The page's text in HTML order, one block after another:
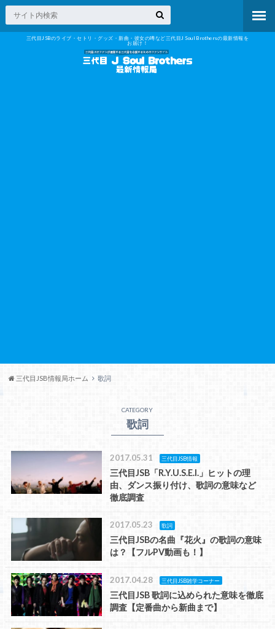
三代目JSBのライブ・セトリ・グッズ・新曲・彼女の噂など三代目J Soul Brothersの最新情報を
お届け！
三代目JSB情報局ホーム 歌詞
CATEGORY
歌詞
2017.05.31 三代目JSB情報
三代目JSB「R.Y.U.S.E.I.」ヒットの理
由、ダンス振り付け、歌詞の意味など
徹底調査
2017.05.23 歌詞
三代目JSBの名曲『花火』の歌詞の意味
は？【フルPV動画も！】
2017.04.28 三代目JSB雑学コーナー
三代目JSB 歌詞に込められた意味を徹底
調査【定番曲から新曲まで】